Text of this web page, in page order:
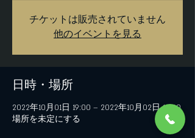
チケットは販売されていません
他のイベントを見る
日時・場所
2022年10月01日 19:00 – 2022年10月02日 19:00
場所を未定にする